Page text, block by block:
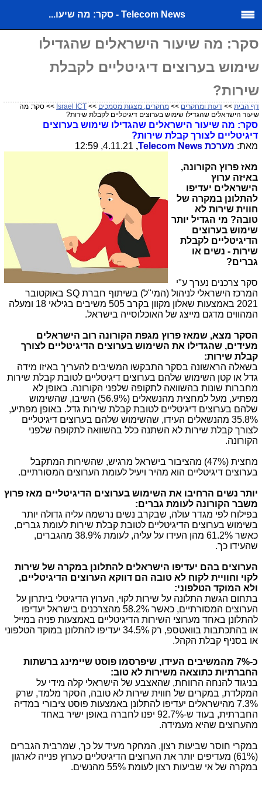
Telecom News - סקר: מה שיעו...
סקר: מה שיעור הישראלים שהגדילו
שימוש בערוצים דיגיטליים לקבלת
שירות?
דף הבית >> דעות ומחקרים >> מחקרים, מצגות מסמכים >>
Israel ICT >> סקר: מה
שיעור הישראלים שהגדילו שימוש בערוצים דיגיטליים לקבלת שירות?
סקר: מה שיעור הישראלים שהגדילו שימוש בערוצים
דיגיטליים לצורך קבלת שירות?
מאת: מערכת Telecom News
,
מאז פרוץ הקורונה,
באיזה ערוץ
הישראלים יעדיפו
להתלונן במקרה של
חווית שירות לא
טובה? מי הגדיל יותר
שימוש בערוצים
הדיגיטליים לקבלת
שירות - נשים או
גברים?
סקר צרכנים נערך ע"י
המרכז הישראלי לניהול (המי"ל) בשיתוף חברת SQ באוקטובר
2021 באמצעות שאלון מקוון בקרב 505 משיבים בגילאי 18 ומעלה
המהווים מדגם מייצג של האוכלוסייה בישראל.
הסקר מצא, שמאז פרוץ מגפת הקורונה רוב הישראלים
מעידים, שהגדילו את השימוש בערוצים הדיגיטליים לצורך
קבלת שירות:
בשאלה הראשונה בסקר התבקשו המשיבים להעריך באיזו מידה
גדל או קטן השימוש שלהם בערוצים דיגיטליים לטובת קבלת שירות
מחברות שונות בהשוואה לתקופה שלפני הקורונה. באופן לא
מפתיע, מעל למחצית מהנשאלים (56.9%) השיבו, שהשימוש
שלהם בערוצים דיגיטליים לטובת קבלת שירות גדל. באופן מפתיע,
35.8% מהנשאלים העידו, שהשימוש שלהם בערוצים דיגיטליים
לצורך קבלת שירות לא השתנה כלל בהשוואה לתקופה שלפני
הקורונה.
מחצית (47%) מהציבור בישראל מרגיש, שהשירות המתקבל
בערוצים דיגיטליים הוא מהיר ויעיל לעומת הערוצים המסורתיים.
יותר נשים הרחיבו את השימוש בערוצים הדיגיטליים מאז פרוץ
משבר הקורונה לעומת גברים:
בפילוח לפי מגדר עולה, שבקרב נשים נרשמה עליה גדולה יותר
בשימוש בערוצים הדיגיטליים לטובת קבלת שירות לעומת גברים,
כאשר 61.2% מהן העידו על עליה, לעומת 38.9% מהגברים,
שהעידו כך.
הערוצים בהם יעדיפו הישראלים להתלונן במקרה של שירות
לקוי וחוויית לקוח לא טובה הם דווקא הערוצים הדיגיטליים,
ולא המוקד הטלפוני:
בתחום הגשת התלונה על שירות לקוי, הערוץ הדיגיטלי ביתרון על
הערוצים המסורתיים, כאשר 58.2% מהצרכנים בישראל יעדיפו
להתלונן באחד מערוצי השירות הדיגיטליים באמצעות פניה במייל
או בהתכתבות בוואטספ, רק 34.5% יעדיפו להתלונן במוקד הטלפוני
או בסניף קבלת הקהל.
כ-7% מהמשיבים העידו, שיפרסמו פוסט שיימינג ברשתות
החברתיות כתוצאה משירות לא טוב:
בניגוד להנחה הרווחת, שהאצבע של הישראלי קלה מידי על
המקלדת, במקרים של חווית שירות לא טובה, הסקר מלמד, שרק
7.3% מהישראלים יעדיפו להתלונן באמצעות פוסט ציבורי במדיה
החברתית, בעוד ש-92.7% יפנו לחברה באופן ישיר באחד
מהערוצים שהיא מעמידה.
במקרי חוסר שביעות רצון, המחקר מעיד על כך, שמרבית הגברים
(61%) מעדיפים יותר את הערוצים הדיגיטליים כערוץ פנייה לארגון
במקרה של אי שביעות רצון לעומת 55% מהנשים.